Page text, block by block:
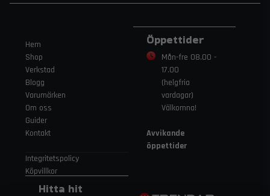
Hem
Shop
Verkstad
Blogg
Varumärken
Om oss
Guider
Kontakt
Integritetspolicy
Köpvillkor
Öppettider
Mån-fre 08.00 -
17.00
(helgfria
vardagar)
Välkomna!
Avvikande
öppettider
Hitta hit